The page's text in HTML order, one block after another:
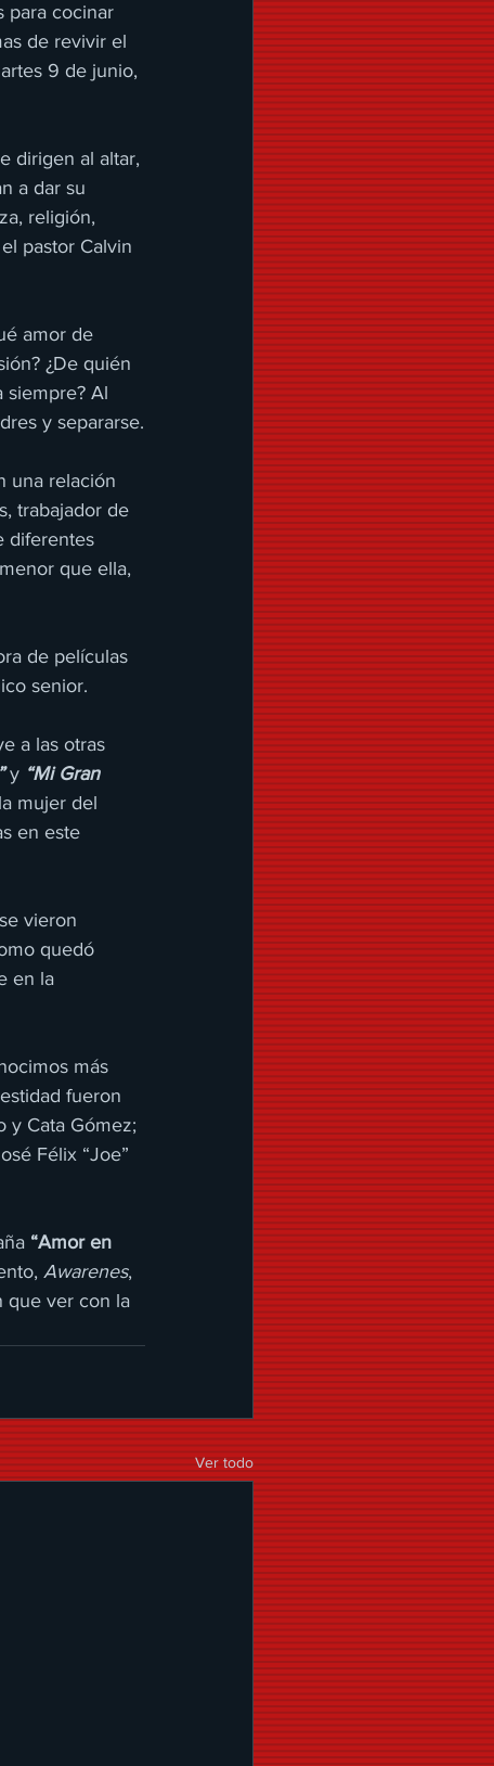
para cocinar
de revivir el
9 de junio,
dirigen al altar,
a dar su
religión,
pastor Calvin
amor de
¿De quién
siempre? Al
y separarse.
una relación
trabajador de
diferentes
que ella,
de películas
senior.
a las otras
y “Mi Gran
mujer del
en este
vieron
quedó
en la
más
fueron
y Cata Gómez;
Félix “Joe”
“Amor en
Awarenes,
que ver con la
Ver todo